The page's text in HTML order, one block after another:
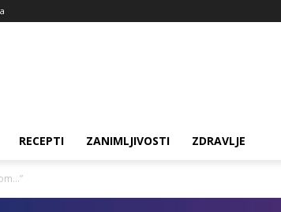
RECEPTI ZANIMLJIVOSTI ZDRAVLJE